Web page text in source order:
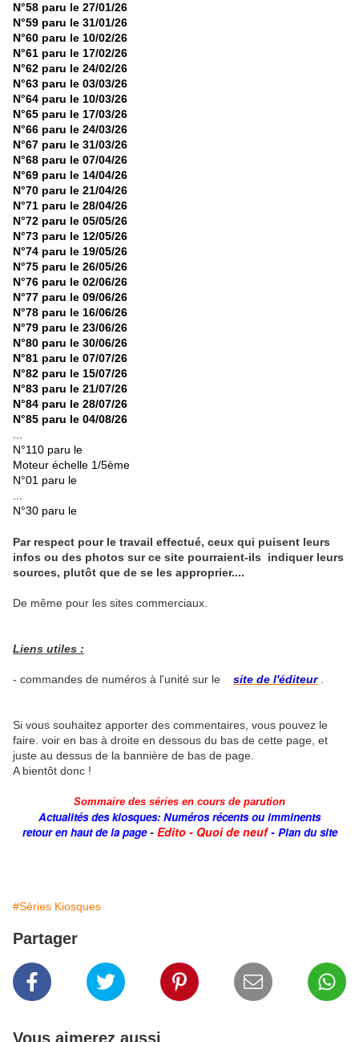
N°58 paru le 27/01/26
N°59 paru le 31/01/26
N°60 paru le 10/02/26
N°61 paru le 17/02/26
N°62 paru le 24/02/26
N°63 paru le 03/03/26
N°64 paru le 10/03/26
N°65 paru le 17/03/26
N°66 paru le 24/03/26
N°67 paru le 31/03/26
N°68 paru le 07/04/26
N°69 paru le 14/04/26
N°70 paru le 21/04/26
N°71 paru le 28/04/26
N°72 paru le 05/05/26
N°73 paru le 12/05/26
N°74 paru le 19/05/26
N°75 paru le 26/05/26
N°76 paru le 02/06/26
N°77 paru le 09/06/26
N°78 paru le 16/06/26
N°79 paru le 23/06/26
N°80 paru le 30/06/26
N°81 paru le 07/07/26
N°82 paru le 15/07/26
N°83 paru le 21/07/26
N°84 paru le 28/07/26
N°85 paru le 04/08/26
N°110 paru le
Moteur échelle 1/5ème
N°01 paru le
N°30 paru le
Par respect pour le travail effectué, ceux qui puisent leurs
infos ou des photos sur ce site pourraient-ils indiquer leurs
sources, plutôt que de se les approprier....
De même pour les sites commerciaux.
Liens utiles :
- commandes de numéros à l'unité sur le site de l'éditeur.
Si vous souhaitez apporter des commentaires, vous pouvez le
faire. voir en bas à droite en dessous du bas de cette page, et
juste au dessus de la bannière de bas de page.
A bientôt donc !
Sommaire des séries en cours de parution
Actualités des kiosques: Numéros récents ou imminents
retour en haut de la page- Edito - Quoi de neuf- Plan du site
#Séries Kiosques
Partager
Vous aimerez aussi